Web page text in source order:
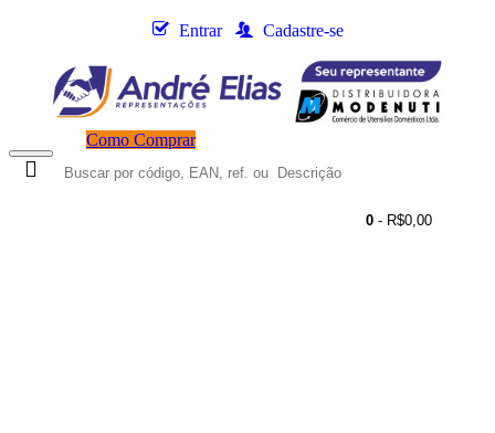
Entrar Cadastre-se
Como Comprar
0 - R$0,00